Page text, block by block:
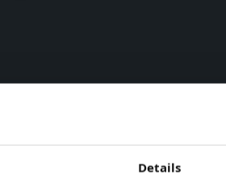
Details
/ Terpentineis een krachtige
van verfproducten gebruikt
gebruik.